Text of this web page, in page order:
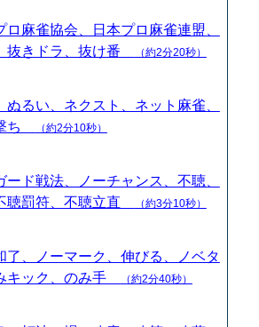
ロ麻雀協会、日本プロ麻雀連盟、
抜きドラ、抜け番
（約2分20秒）
ぬるい、ネクスト、ネット麻雀、
ち
（約2分10秒）
ード戦法、ノーチャンス、不聴、
聴罰符、不聴立直
（約3分10秒）
了、ノーマーク、伸びる、ノベタ
キック、のみ手
（約2分40秒）